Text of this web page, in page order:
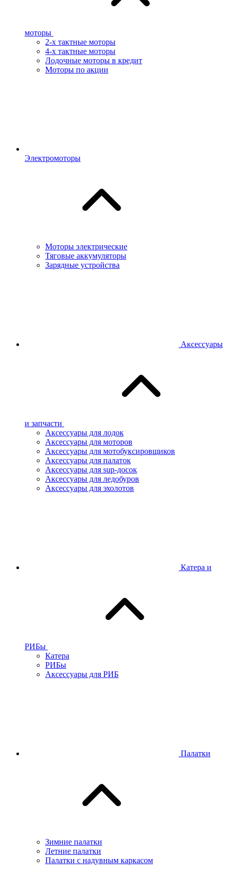
моторы
2-х тактные моторы
4-х тактные моторы
Лодочные моторы в кредит
Моторы по акции
Электромоторы
Моторы электрические
Тяговые аккумуляторы
Зарядные устройства
Аксессуары
и запчасти
Аксессуары для лодок
Аксессуары для моторов
Аксессуары для мотобуксировщиков
Аксессуары для палаток
Аксессуары для sup-досок
Аксессуары для ледобуров
Аксессуары для эхолотов
Катера и
РИБы
Катера
РИБы
Аксессуары для РИБ
Палатки
Зимние палатки
Летние палатки
Палатки с надувным каркасом